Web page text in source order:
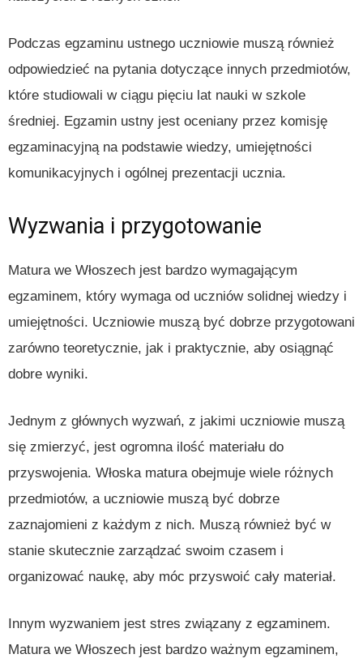
Podczas egzaminu ustnego uczniowie muszą również
odpowiedzieć na pytania dotyczące innych przedmiotów,
które studiowali w ciągu pięciu lat nauki w szkole
średniej. Egzamin ustny jest oceniany przez komisję
egzaminacyjną na podstawie wiedzy, umiejętności
komunikacyjnych i ogólnej prezentacji ucznia.
Wyzwania i przygotowanie
Matura we Włoszech jest bardzo wymagającym
egzaminem, który wymaga od uczniów solidnej wiedzy i
umiejętności. Uczniowie muszą być dobrze przygotowani
zarówno teoretycznie, jak i praktycznie, aby osiągnąć
dobre wyniki.
Jednym z głównych wyzwań, z jakimi uczniowie muszą
się zmierzyć, jest ogromna ilość materiału do
przyswojenia. Włoska matura obejmuje wiele różnych
przedmiotów, a uczniowie muszą być dobrze
zaznajomieni z każdym z nich. Muszą również być w
stanie skutecznie zarządzać swoim czasem i
organizować naukę, aby móc przyswoić cały materiał.
Innym wyzwaniem jest stres związany z egzaminem.
Matura we Włoszech jest bardzo ważnym egzaminem,